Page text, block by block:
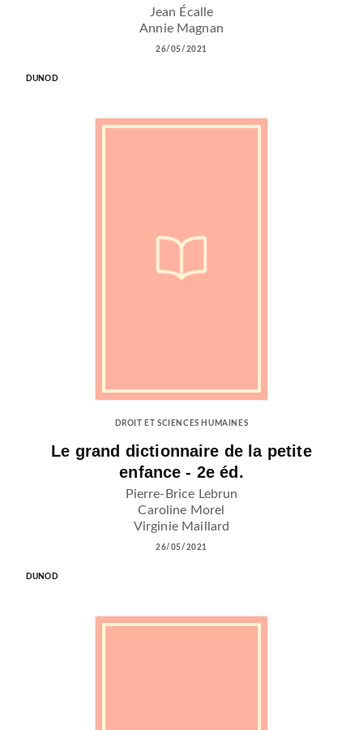
Jean Écalle
Annie Magnan
26/05/2021
DUNOD
DROIT ET SCIENCES HUMAINES
Le grand dictionnaire de la petite
enfance - 2e éd.
Pierre-Brice Lebrun
Caroline Morel
Virginie Maillard
26/05/2021
DUNOD